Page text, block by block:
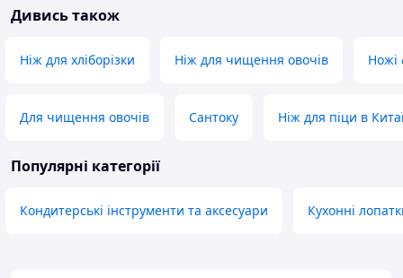
Дивись також
Ніж для хліборізки Ніж для чищення овочів Ножі
Для чищення овочів Сантоку Ніж для піци в
Популярні категорії
Кондитерські інструменти та аксесуари Кухонні